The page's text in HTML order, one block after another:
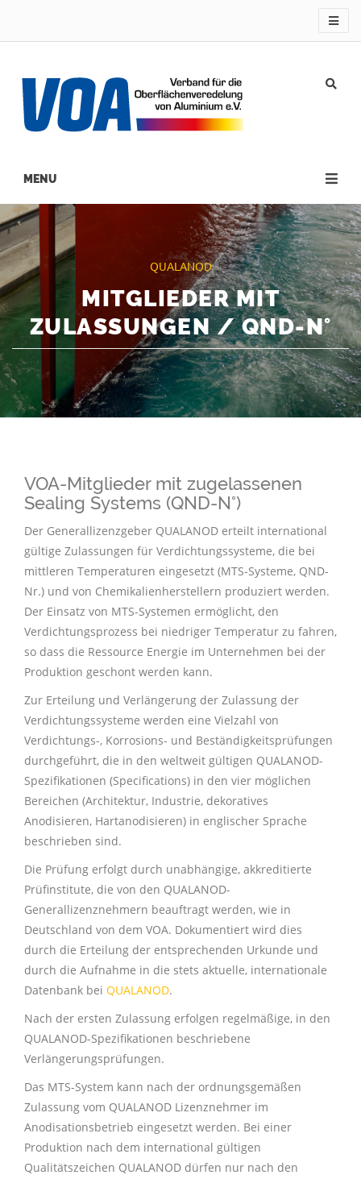
Main
navigation
QUALANOD
MITGLIEDER MIT
ZULASSUNGEN / QND-N°
VOA-Mitglieder mit zugelassenen
Sealing Systems (QND-N°)
Der Generallizenzgeber QUALANOD erteilt international
gültige Zulassungen für Verdichtungssysteme, die bei
mittleren Temperaturen eingesetzt (MTS-Systeme, QND-
Nr.) und von Chemikalienherstellern produziert werden.
Der Einsatz von MTS-Systemen ermöglicht, den
Verdichtungsprozess bei niedriger Temperatur zu fahren,
so dass die Ressource Energie im Unternehmen bei der
Produktion geschont werden kann.
Zur Erteilung und Verlängerung der Zulassung der
Verdichtungssysteme werden eine Vielzahl von
Verdichtungs-, Korrosions- und Beständigkeitsprüfungen
durchgeführt, die in den weltweit gültigen QUALANOD-
Spezifikationen (Specifications) in den vier möglichen
Bereichen (Architektur, Industrie, dekoratives
Anodisieren, Hartanodisieren) in englischer Sprache
beschrieben sind.
Die Prüfung erfolgt durch unabhängige, akkreditierte
Prüfinstitute, die von den QUALANOD-
Generallizenznehmern beauftragt werden, wie in
Deutschland von dem VOA. Dokumentiert wird dies
durch die Erteilung der entsprechenden Urkunde und
durch die Aufnahme in die stets aktuelle, internationale
Datenbank bei QUALANOD.
Nach der ersten Zulassung erfolgen regelmäßige, in den
QUALANOD-Spezifikationen beschriebene
Verlängerungsprüfungen.
Das MTS-System kann nach der ordnungsgemäßen
Zulassung vom QUALANOD Lizenznehmer im
Anodisationsbetrieb eingesetzt werden. Bei einer
Produktion nach dem international gültigen
Qualitätszeichen QUALANOD dürfen nur nach den